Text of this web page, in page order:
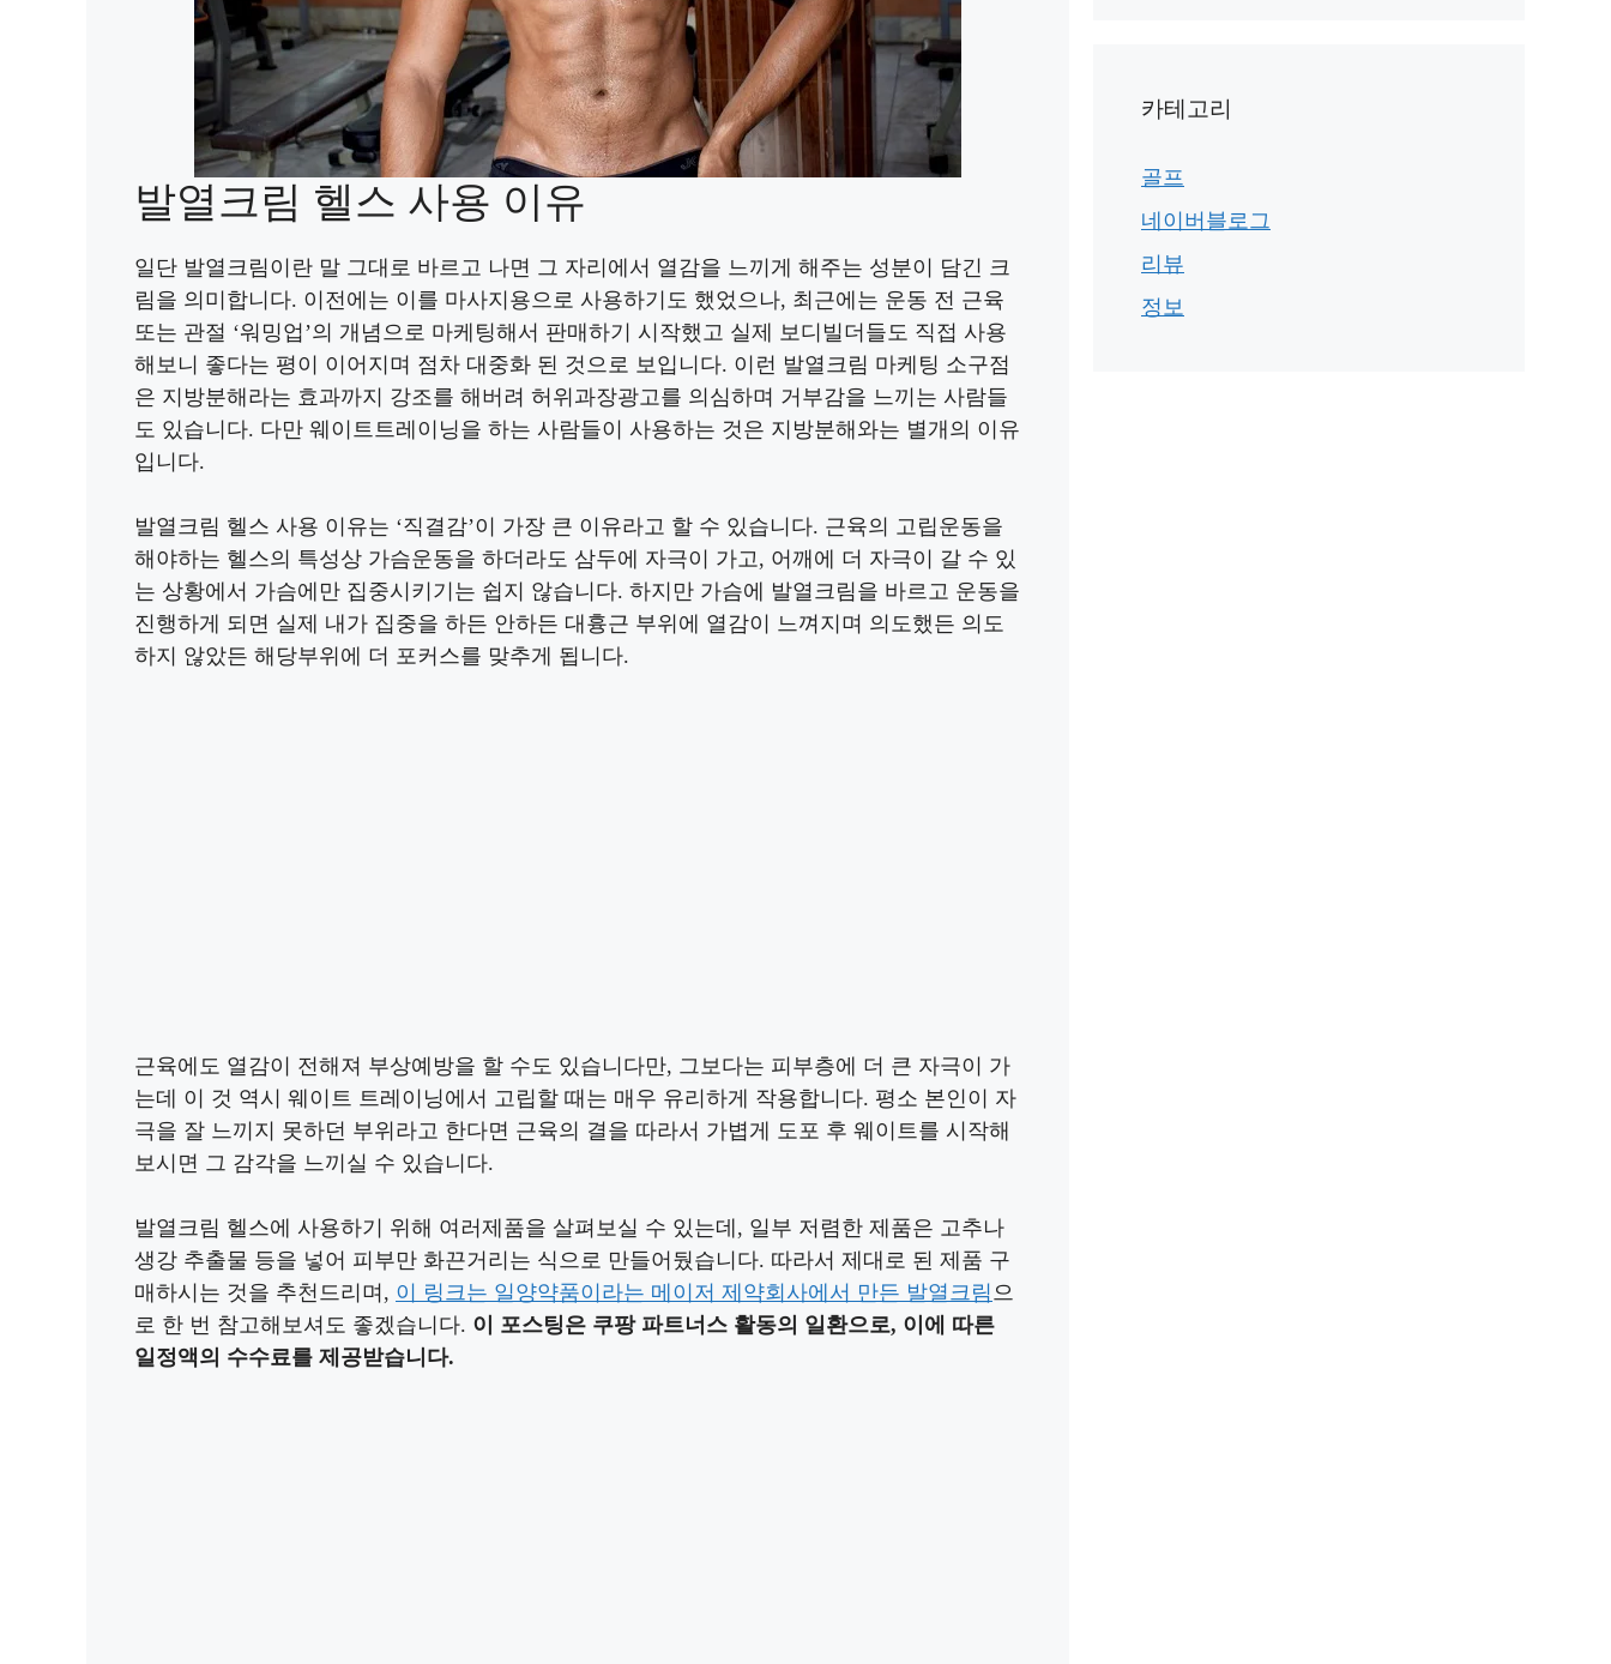
발열크림 헬스 사용 이유
일단 발열크림이란 말 그대로 바르고 나면 그 자리에서 열감을 느끼게 해주는 성분이 담긴 크
림을 의미합니다. 이전에는 이를 마사지용으로 사용하기도 했었으나, 최근에는 운동 전 근육
또는 관절 ‘워밍업’의 개념으로 마케팅해서 판매하기 시작했고 실제 보디빌더들도 직접 사용
해보니 좋다는 평이 이어지며 점차 대중화 된 것으로 보입니다. 이런 발열크림 마케팅 소구점
은 지방분해라는 효과까지 강조를 해버려 허위과장광고를 의심하며 거부감을 느끼는 사람들
도 있습니다. 다만 웨이트트레이닝을 하는 사람들이 사용하는 것은 지방분해와는 별개의 이유
입니다.
발열크림 헬스 사용 이유는 ‘직결감’이 가장 큰 이유라고 할 수 있습니다. 근육의 고립운동을
해야하는 헬스의 특성상 가슴운동을 하더라도 삼두에 자극이 가고, 어깨에 더 자극이 갈 수 있
는 상황에서 가슴에만 집중시키기는 쉽지 않습니다. 하지만 가슴에 발열크림을 바르고 운동을
진행하게 되면 실제 내가 집중을 하든 안하든 대흉근 부위에 열감이 느껴지며 의도했든 의도
하지 않았든 해당부위에 더 포커스를 맞추게 됩니다.
근육에도 열감이 전해져 부상예방을 할 수도 있습니다만, 그보다는 피부층에 더 큰 자극이 가
는데 이 것 역시 웨이트 트레이닝에서 고립할 때는 매우 유리하게 작용합니다. 평소 본인이 자
극을 잘 느끼지 못하던 부위라고 한다면 근육의 결을 따라서 가볍게 도포 후 웨이트를 시작해
보시면 그 감각을 느끼실 수 있습니다.
발열크림 헬스에 사용하기 위해 여러제품을 살펴보실 수 있는데, 일부 저렴한 제품은 고추나
생강 추출물 등을 넣어 피부만 화끈거리는 식으로 만들어뒀습니다. 따라서 제대로 된 제품 구
매하시는 것을 추천드리며, 이 링크는 일양약품이라는 메이저 제약회사에서 만든 발열크림 으
로 한 번 참고해보셔도 좋겠습니다. 이 포스팅은 쿠팡 파트너스 활동의 일환으로, 이에 따른
일정액의 수수료를 제공받습니다.
카테고리
골프
네이버블로그
리뷰
정보